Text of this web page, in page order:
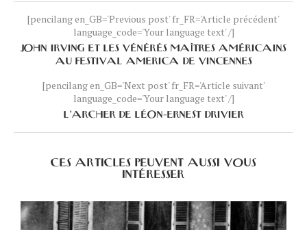
[pencilang en_GB='Previous post' fr_FR='Article précédent'
language_code='Your language text' /]
JOHN IRVING ET LES VÉNÉRÉS MAÎTRES AMÉRICAINS
AU FESTIVAL AMERICA DE VINCENNES
[pencilang en_GB='Next post' fr_FR='Article suivant'
language_code='Your language text' /]
L’ARCHER DE LÉON-ERNEST DRIVIER
CES ARTICLES PEUVENT AUSSI VOUS
INTÉRESSER